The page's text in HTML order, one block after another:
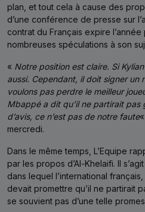
plan, et tout cela à cause des
d’une conférence de presse sur
contrat du Français expire l’année
nombreuses spéculations à son
« Notre position est claire. Si
aussi. Cependant, il doit signer un
voulons pas perdre le meilleur
Mbappé a dit qu’il ne partirait pas
d’avis, ce n’est pas de notre faute
mercredi.
Dans le même temps, L’Equipe
par les propos d’Al-Khelaifi. Il
dans lequel l’international
devait promettre qu’il ne partirait
se souvient pas d’une telle